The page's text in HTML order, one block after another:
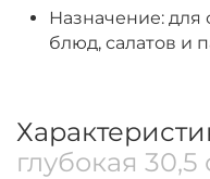
Назначение: для
блюд, салатов и
глубокая 30,5